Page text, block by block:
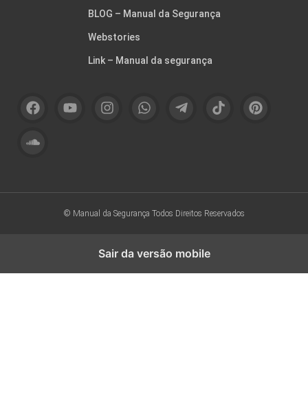
BLOG – Manual da Segurança
Webstories
Link – Manual da segurança
© Manual da Segurança Todos Direitos Reservados
Sair da versão mobile